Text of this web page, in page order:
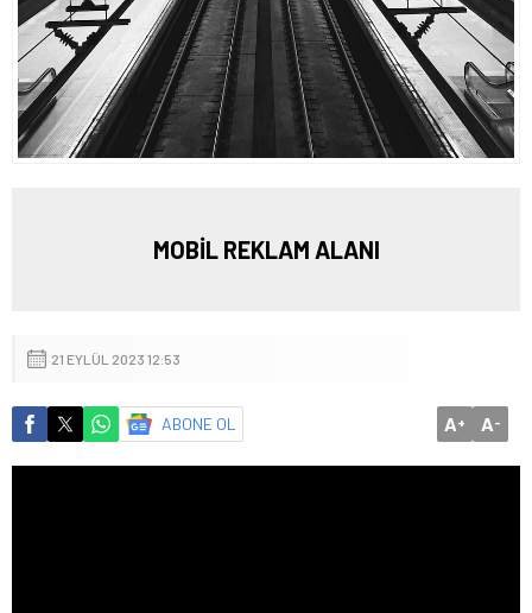
MOBİL REKLAM ALANI
21 EYLÜL 2023 12:53
ABONE OL A+ A-